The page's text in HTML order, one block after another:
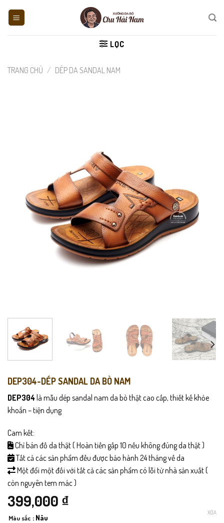
LỌC
TRANG CHỦ / DÉP DA SANDAL NAM
DEP304-DÉP SANDAL DA BÒ NAM
DEP304là mẫu dép sandal nam da bò thật cao cấp, thiết kế khỏe
khoắn – tiện dụng
Cam kết:
Chỉ bán đồ da thật ( Hoàn tiền gấp 10 nếu không đúng da thật )
Tất cả các sản phẩm đều được bảo hành 24 tháng về da
Một đổi một đối với tất cả các sản phẩm có lỗi từ nhà sản xuất (
còn nguyên tem mác )
399,000 ₫
Màu sắc : Nâu
XÓA